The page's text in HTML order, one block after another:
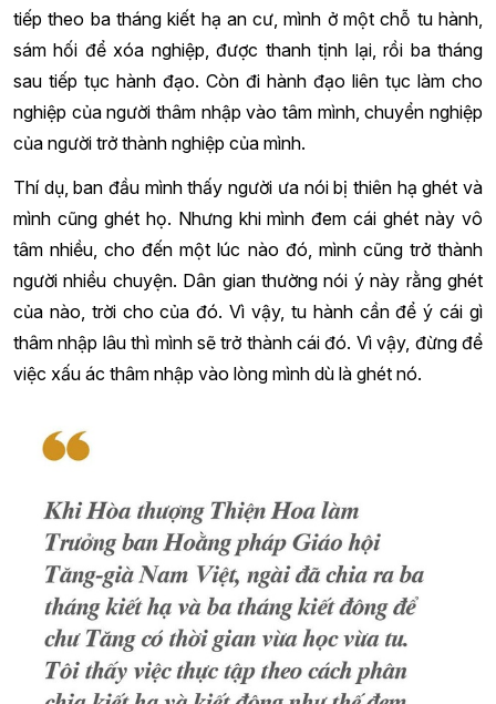
tiếp theo ba tháng kiết hạ an cư, mình ở một chỗ tu hành,
sám hối để xóa nghiệp, được thanh tịnh lại, rồi ba tháng
sau tiếp tục hành đạo. Còn đi hành đạo liên tục làm cho
nghiệp của người thâm nhập vào tâm mình, chuyển nghiệp
của người trở thành nghiệp của mình.
Thí dụ, ban đầu mình thấy người ưa nói bị thiên hạ ghét và
mình cũng ghét họ. Nhưng khi mình đem cái ghét này vô
tâm nhiều, cho đến một lúc nào đó, mình cũng trở thành
người nhiều chuyện. Dân gian thường nói ý này rằng ghét
của nào, trời cho của đó. Vì vậy, tu hành cần để ý cái gì
thâm nhập lâu thì mình sẽ trở thành cái đó. Vì vậy, đừng để
việc xấu ác thâm nhập vào lòng mình dù là ghét nó.